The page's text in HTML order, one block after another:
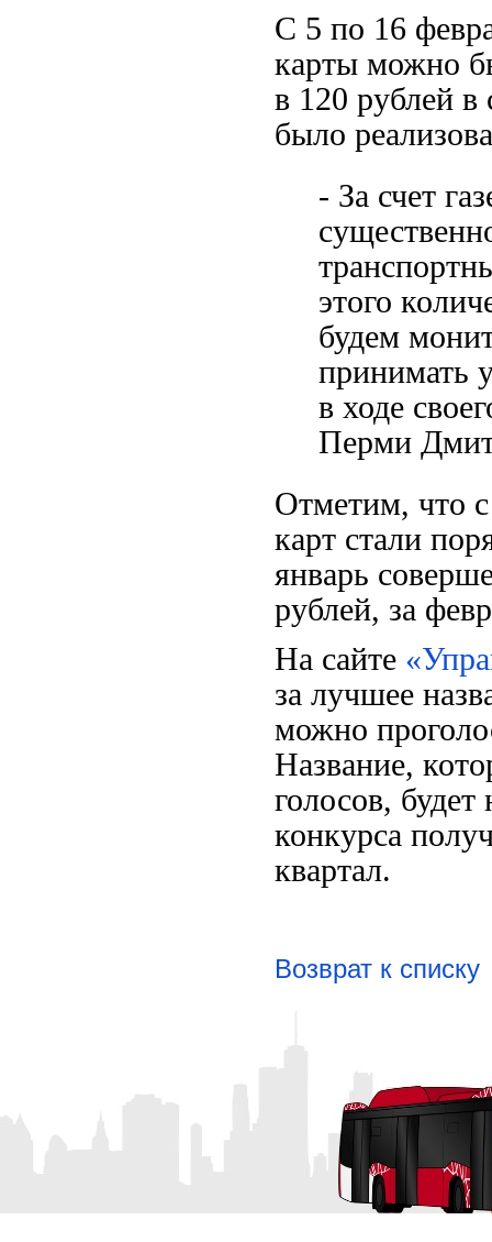
С 5 по 16
карты можно
в 120 рублей в
было
- За счет
этого
будем
принимать
в ходе
Перми
Отметим, что с
карт стали
январь
рублей, за
На сайте
за лучшее
можно
Название,
голосов,
конкурса
квартал.
Возврат к списку